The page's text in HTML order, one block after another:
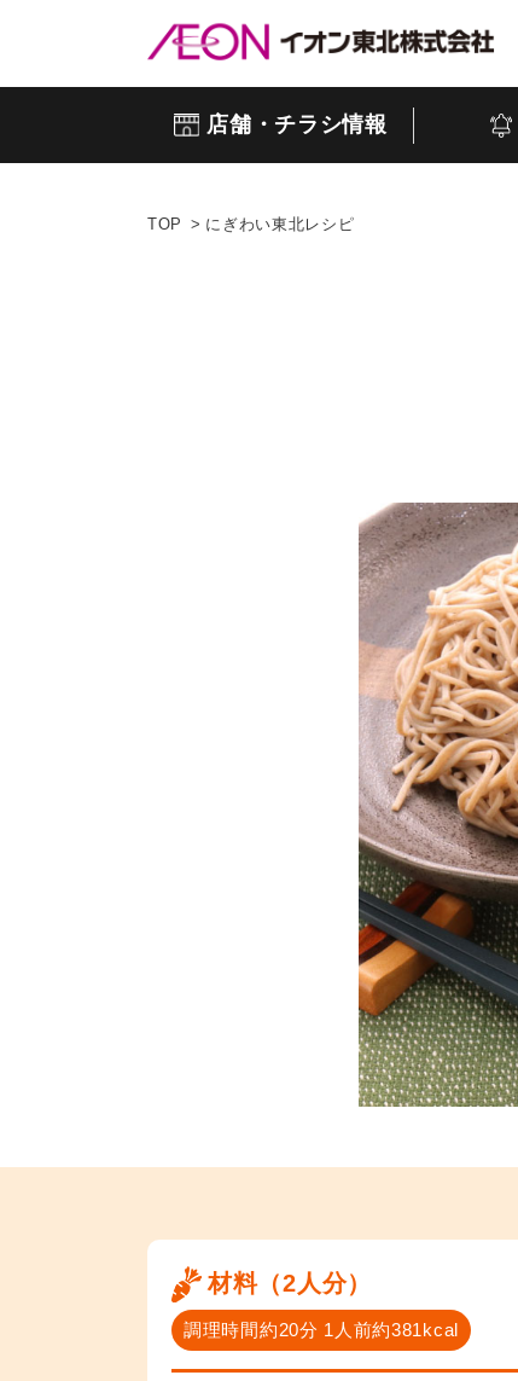
店舗・チラシ情報
TOP にぎわい東北レシピ
材料（2人分）
調理時間約20分 1人前約381kcal